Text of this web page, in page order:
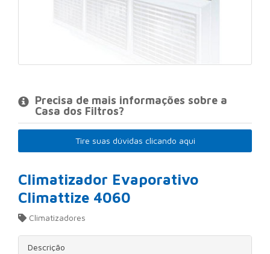
Precisa de mais informações sobre a
Casa dos Filtros?
Tire suas dúvidas clicando aqui
Climatizador Evaporativo
Climattize 4060
Climatizadores
Descrição